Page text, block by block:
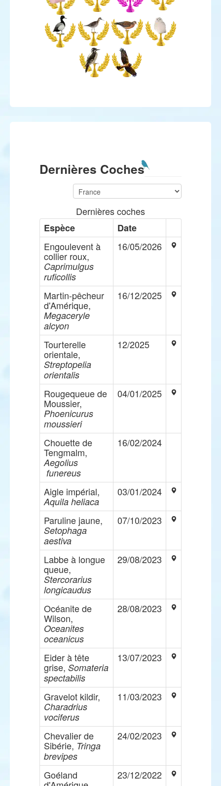
Dernières Coches
Dernières coches
Espèce
Date
Engoulevent à
collier roux,
Caprimulgus
ruficollis
16/05/2026
Martin-pêcheur
d'Amérique,
Megaceryle
alcyon
16/12/2025
Tourterelle
orientale,
Streptopelia
orientalis
12/2025
Rougequeue de
Moussier,
Phoenicurus
moussieri
04/01/2025
Chouette de
Tengmalm,
Aegolius
funereus
16/02/2024
Aigle impérial,
Aquila heliaca
03/01/2024
Paruline jaune,
Setophaga
aestiva
07/10/2023
Labbe à longue
queue,
Stercorarius
longicaudus
29/08/2023
Océanite de
Wilson,
Oceanites
oceanicus
28/08/2023
Eider à tête
grise, Somateria
spectabilis
13/07/2023
Gravelot kildir,
Charadrius
vociferus
11/03/2023
Chevalier de
Sibérie, Tringa
brevipes
24/02/2023
Goéland 23/12/2022